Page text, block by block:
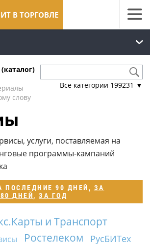
ИТ В ТОРГОВЛЕ
слову
Все категории 199231 ▼
услуги, поставляемая на
программы-кампаний
ПОСЛЕДНИЕ 90 ДНЕЙ , ЗА
ДНЕЙ, ЗА ГОД
и Транспорт
Ростелеком РусБИТех